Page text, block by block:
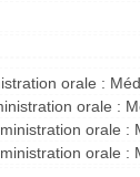
orale :
orale :
orale :
orale :